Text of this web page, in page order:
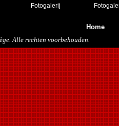
Fotogalerij
Home
Alle rechten voorbehouden.